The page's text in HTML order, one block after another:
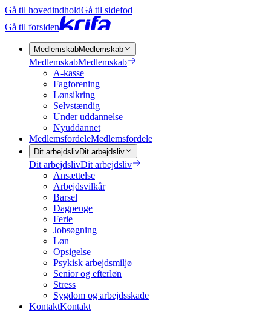
Gå til hovedindholdGå til sidefod
Gå til forsiden
MedlemskabMedlemskab
MedlemskabMedlemskab
A-kasse
Fagforening
Lønsikring
Selvstændig
Under uddannelse
Nyuddannet
MedlemsfordeleMedlemsfordele
Dit arbejdslivDit arbejdsliv
Dit arbejdslivDit arbejdsliv
Ansættelse
Arbejdsvilkår
Barsel
Dagpenge
Ferie
Jobsøgning
Løn
Opsigelse
Psykisk arbejdsmiljø
Senior og efterløn
Stress
Sygdom og arbejdsskade
KontaktKontakt